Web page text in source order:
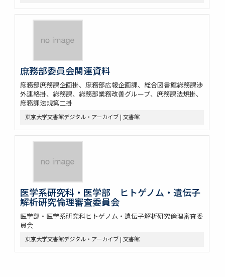
庶務部委員会関連資料
庶務部庶務課企画掛、庶務部広報企画課、総合図書館総務課渉
外連絡掛、総務課、総務部業務改善グループ、庶務課法規掛、
庶務課法規第二掛
東京大学文書館デジタル・アーカイブ | 文書館
医学系研究科・医学部 ヒトゲノム・遺伝子
解析研究倫理審査委員会
医学部・医学系研究科ヒトゲノム・遺伝子解析研究倫理審査委
員会
東京大学文書館デジタル・アーカイブ | 文書館